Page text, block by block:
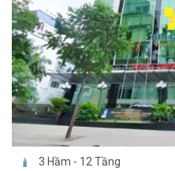
3 Hầm - 12 Tầng